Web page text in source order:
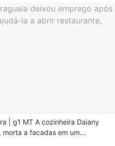
| g1 MT A cozinheira Daiany
a facadas em um...